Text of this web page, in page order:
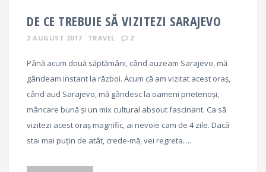
DE CE TREBUIE SĂ VIZITEZI SARAJEVO
2 AUGUST 2017 TRAVEL 2
Până acum două săptămâni, când auzeam Sarajevo, mă
gândeam instant la război. Acum că am vizitat acest oraș,
când aud Sarajevo, mă gândesc la oameni prietenoși,
mâncare bună și un mix cultural absout fascinant. Ca să
vizitezi acest oraș magnific, ai nevoie cam de 4 zile. Dacă
stai mai puțin de atât, crede-mă, vei regreta….